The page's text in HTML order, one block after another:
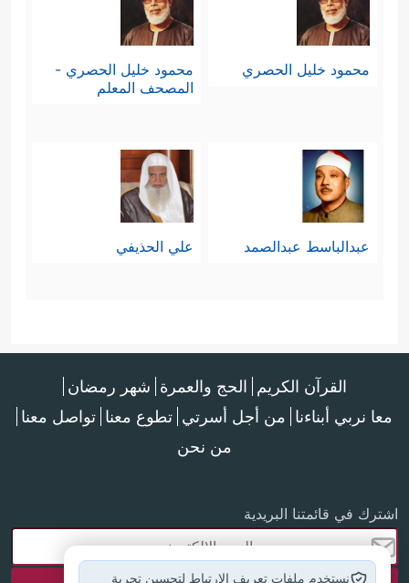
محمود خليل الحصري
محمود خليل الحصري -
المصحف المعلم
عبدالباسط عبدالصمد علي الحذيفي
القرآن الكريم الحج والعمرة شهر رمضان
معا نربي أبناءنا من أجل أسرتي تطوع معنا تواصل معنا
من نحن
اشترك في قائمتنا البريدية
نستخدم ملفات تعريف الارتباط لتحسين تجربة